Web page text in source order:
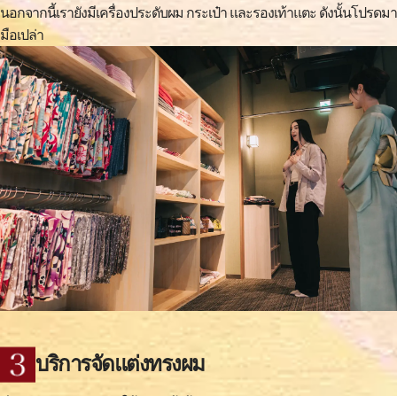
นอกจากนี้เรายังมีเครื่องประดับผม กระเป๋า และรองเท้าแตะ ดังนั้นโปรดมา
มือเปล่า
บริการจัดแต่งทรงผม